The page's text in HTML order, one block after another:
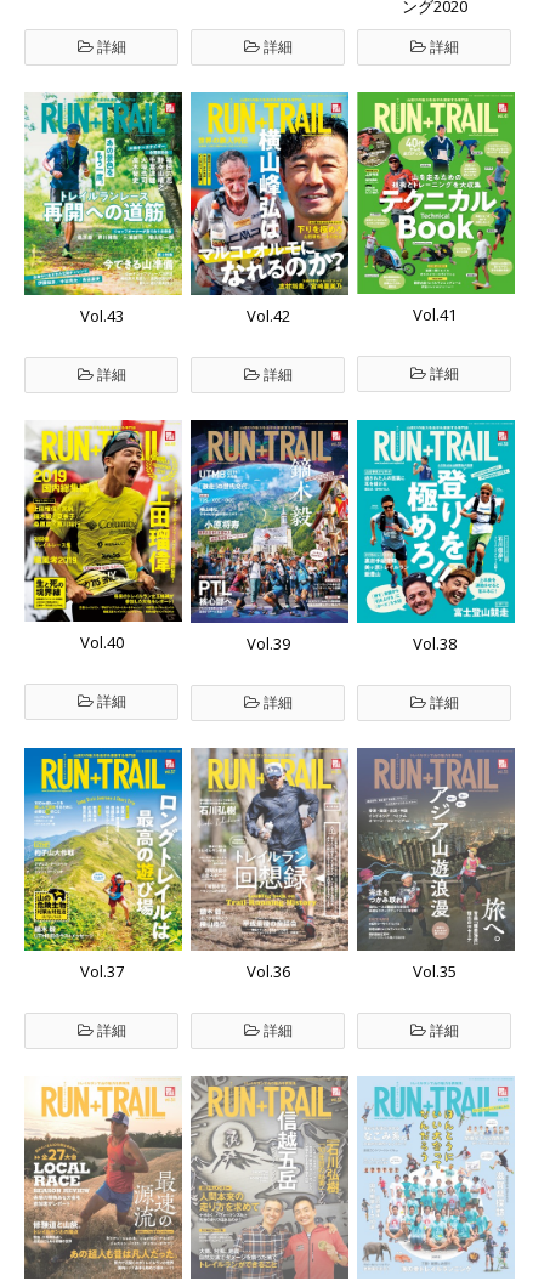
詳細 詳細
ング2020
詳細
Vol.43
詳細
Vol.42
詳細
Vol.41
詳細
Vol.40
詳細
Vol.39
詳細
Vol.38
詳細
Vol.37
詳細
Vol.36
詳細
Vol.35
詳細